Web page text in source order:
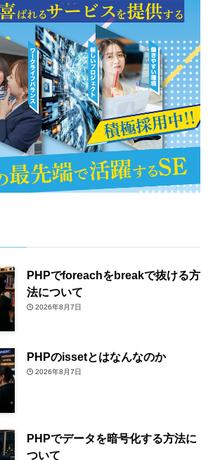
PHPでforeachをbreakで抜ける方
法について
2026年8月7日
PHPのissetとはなんなのか
2026年8月7日
PHPでデータを暗号化する方法に
ついて